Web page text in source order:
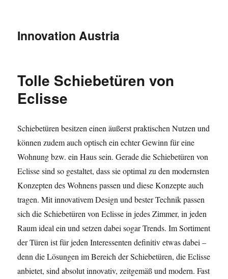
Innovation Austria
Tolle Schiebetüren von
Eclisse
Schiebetüren besitzen einen äußerst praktischen Nutzen und
können zudem auch optisch ein echter Gewinn für eine
Wohnung bzw. ein Haus sein. Gerade die Schiebetüren von
Eclisse sind so gestaltet, dass sie optimal zu den modernsten
Konzepten des Wohnens passen und diese Konzepte auch
tragen. Mit innovativem Design und bester Technik passen
sich die Schiebetüren von Eclisse in jedes Zimmer, in jeden
Raum ideal ein und setzen dabei sogar Trends. Im Sortiment
der Türen ist für jeden Interessenten definitiv etwas dabei –
denn die Lösungen im Bereich der Schiebetüren, die Eclisse
anbietet, sind absolut innovativ, zeitgemäß und modern. Fast